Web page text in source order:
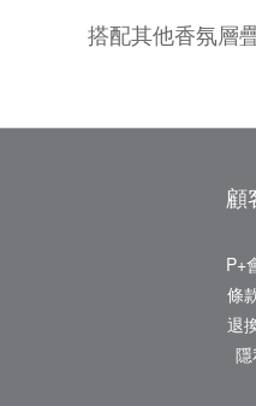
搭配其他香氛層
顧
P+
條
退